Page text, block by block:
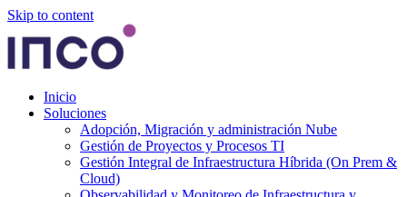
Skip to content
Inicio
Soluciones
Adopción, Migración y administración Nube
Gestión de Proyectos y Procesos TI
Gestión Integral de Infraestructura Híbrida (On Prem &
Cloud)